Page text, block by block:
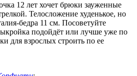
12 лет хочет брюки зауженные
Телосложение худенькое, но
бедра 11 см. Посоветуйте
подойдёт или лучше уже по
для взрослых строить по ее